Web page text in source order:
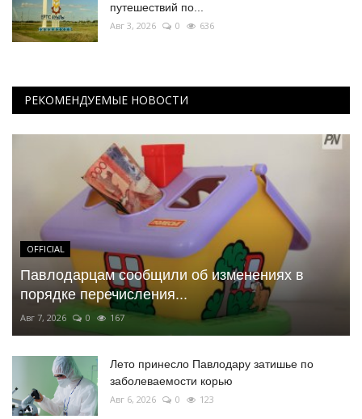
путешествий по...
Авг 3, 2026 0 636
РЕКОМЕНДУЕМЫЕ НОВОСТИ
OFFICIAL
Павлодарцам сообщили об изменениях в
порядке перечисления...
Авг 7, 2026 0 167
Лето принесло Павлодару затишье по
заболеваемости корью
Авг 6, 2026 0 123